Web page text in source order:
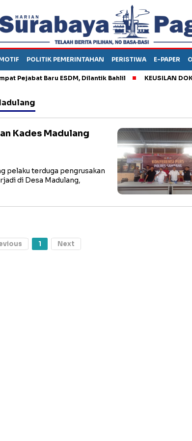
POLITIK PEMERINTAHAN PERISTIWA E-PAPER
Baru ESDM, Dilantik Bahlil KEUSILAN DOKTER
Kades Madulang
pelaku terduga pengrusakan
di Desa Madulang,
1 Next